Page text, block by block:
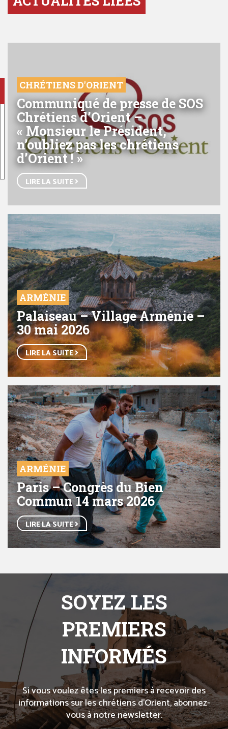
CHRÉTIENS D'ORIENT
Communiqué de presse de SOS
Chrétiens d’Orient –
« Monsieur le Président,
n’oubliez pas les chrétiens
d’Orient ! »
LIRE LA SUITE
ARMÉNIE
Palaiseau – Village Arménie –
30 mai 2026
LIRE LA SUITE
ARMÉNIE
Paris – Congrès du Bien
Commun 14 mars 2026
LIRE LA SUITE
SOYEZ LES
PREMIERS
INFORMÉS
Si vous voulez êtes les premiers à recevoir des
informations sur les chrétiens d’Orient, abonnez-
vous à notre newsletter.